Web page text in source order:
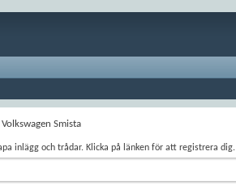
Volkswagen Smista
inlägg och trådar. Klicka på länken för att registrera dig.